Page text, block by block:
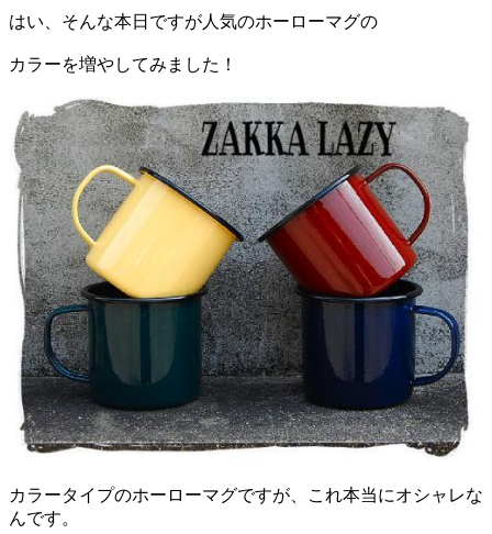
はい、そんな本日ですが人気のホーローマグの
カラーを増やしてみました！
カラータイプのホーローマグですが、これ本当にオシャレな
んです。